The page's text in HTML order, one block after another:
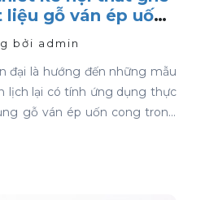
liệu gỗ ván ép uốn
bởi admin
đại là hướng đến những mẫu
lịch lại có tính ứng dụng thực
gỗ ván ép uốn cong trong